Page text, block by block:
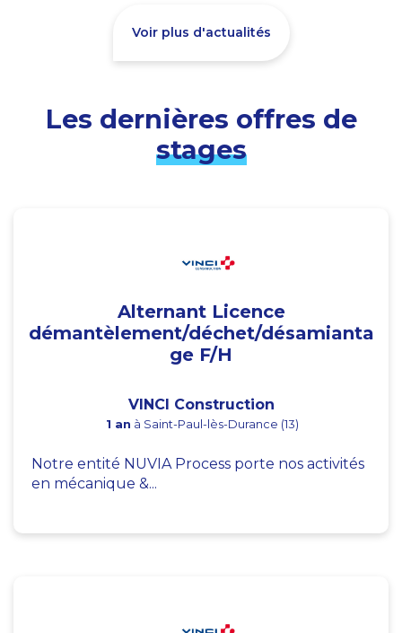
Voir plus d'actualités
Les dernières offres de
stages
Alternant Licence
démantèlement/déchet/désamianta
ge F/H
VINCI Construction
1 an à Saint-Paul-lès-Durance (13)
Notre entité NUVIA Process porte nos activités
en mécanique &...